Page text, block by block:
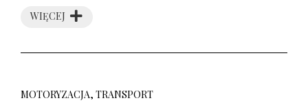
WIĘCEJ
MOTORYZACJA, TRANSPORT